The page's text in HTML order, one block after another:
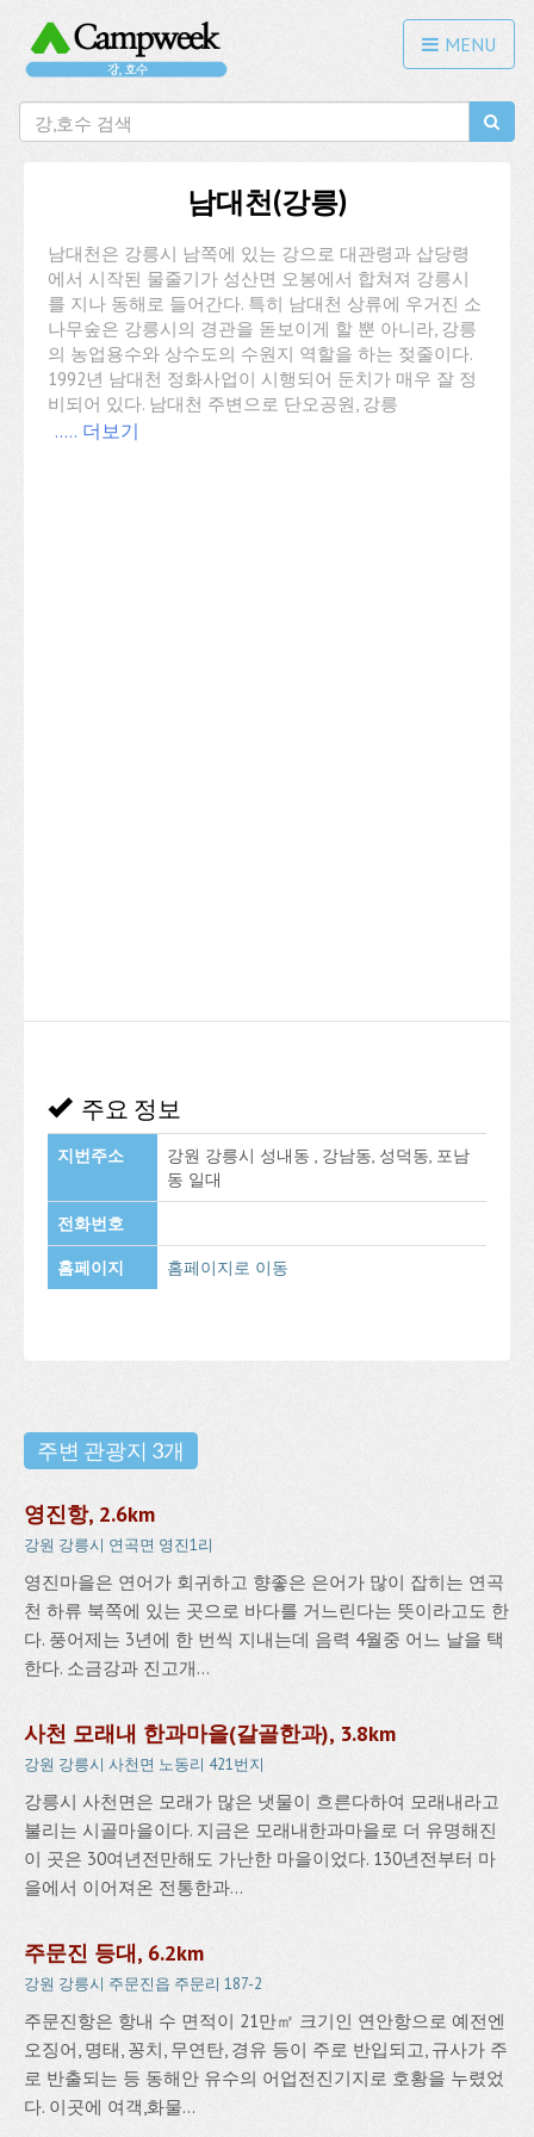
MENU
남대천(강릉)
남대천은 강릉시 남쪽에 있는 강으로 대관령과 삽당령
에서 시작된 물줄기가 성산면 오봉에서 합쳐져 강릉시
를 지나 동해로 들어간다. 특히 남대천 상류에 우거진 소
나무숲은 강릉시의 경관을 돋보이게 할 뿐 아니라, 강릉
의 농업용수와 상수도의 수원지 역할을 하는 젖줄이다.
1992년 남대천 정화사업이 시행되어 둔치가 매우 잘 정
비되어 있다. 남대천 주변으로 단오공원, 강릉
주요 정보
지번주소
강원 강릉시 성내동 , 강남동, 성덕동, 포남
동 일대
전화번호
홈페이지 홈페이지로 이동
주변 관광지 3개
영진항, 2.6km
강원 강릉시 연곡면 영진1리
영진마을은 연어가 회귀하고 향좋은 은어가 많이 잡히는 연곡
천 하류 북쪽에 있는 곳으로 바다를 거느린다는 뜻이라고도 한
다. 풍어제는 3년에 한 번씩 지내는데 음력 4월중 어느 날을 택
한다. 소금강과 진고개...
사천 모래내 한과마을(갈골한과), 3.8km
강원 강릉시 사천면 노동리 421번지
강릉시 사천면은 모래가 많은 냇물이 흐른다하여 모래내라고
불리는 시골마을이다. 지금은 모래내한과마을로 더 유명해진
이 곳은 30여년전만해도 가난한 마을이었다. 130년전부터 마
을에서 이어져온 전통한과...
주문진 등대, 6.2km
강원 강릉시 주문진읍 주문리 187-2
주문진항은 항내 수 면적이 21만㎡ 크기인 연안항으로 예전엔
오징어, 명태, 꽁치, 무연탄, 경유 등이 주로 반입되고, 규사가 주
로 반출되는 등 동해안 유수의 어업전진기지로 호황을 누렸었
다. 이곳에 여객,화물...